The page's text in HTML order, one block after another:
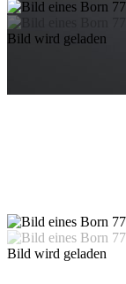
Bild wird geladen
Bild wird geladen